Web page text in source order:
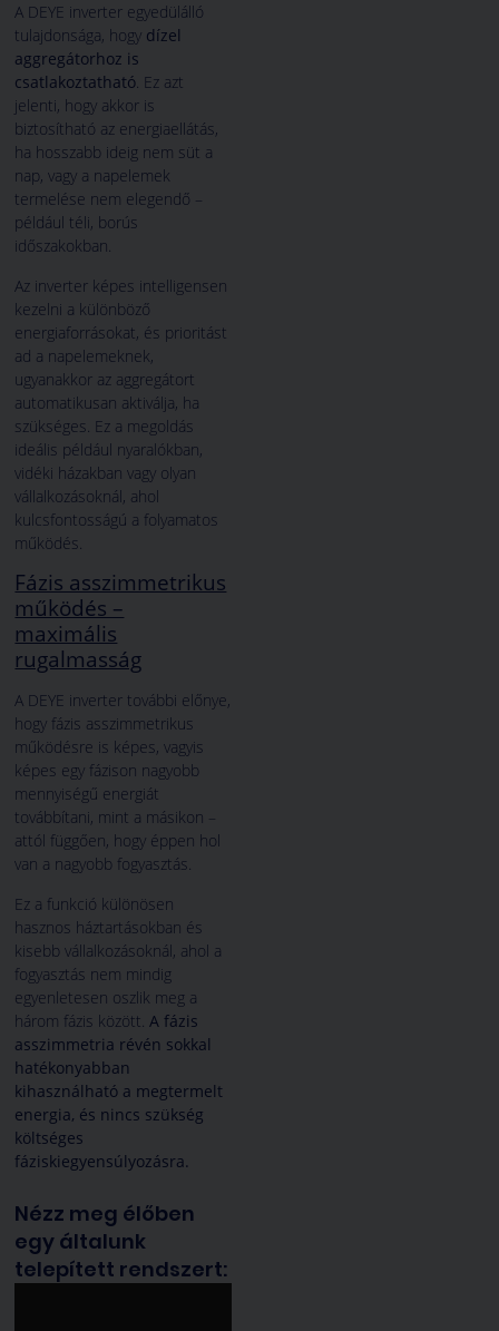
A DEYE inverter egyedülálló
tulajdonsága, hogy dízel
aggregátorhoz is
csatlakoztatható. Ez azt
jelenti, hogy akkor is
biztosítható az energiaellátás,
ha hosszabb ideig nem süt a
nap, vagy a napelemek
termelése nem elegendő –
például téli, borús
időszakokban.
Az inverter képes intelligensen
kezelni a különböző
energiaforrásokat, és prioritást
ad a napelemeknek,
ugyanakkor az aggregátort
automatikusan aktiválja, ha
szükséges. Ez a megoldás
ideális például nyaralókban,
vidéki házakban vagy olyan
vállalkozásoknál, ahol
kulcsfontosságú a folyamatos
működés.
Fázis asszimmetrikus
működés –
maximális
rugalmasság
A DEYE inverter további előnye,
hogy fázis asszimmetrikus
működésre is képes, vagyis
képes egy fázison nagyobb
mennyiségű energiát
továbbítani, mint a másikon –
attól függően, hogy éppen hol
van a nagyobb fogyasztás.
Ez a funkció különösen
hasznos háztartásokban és
kisebb vállalkozásoknál, ahol a
fogyasztás nem mindig
egyenletesen oszlik meg a
három fázis között. A fázis
asszimmetria révén sokkal
hatékonyabban
kihasználható a megtermelt
energia, és nincs szükség
költséges
fáziskiegyensúlyozásra.
Nézz meg élőben
egy általunk
telepített rendszert: